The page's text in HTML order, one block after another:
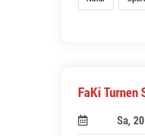
FaKi Turnen
Sa,